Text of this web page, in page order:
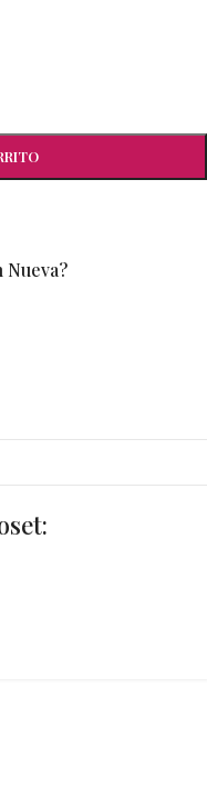
Nueva?